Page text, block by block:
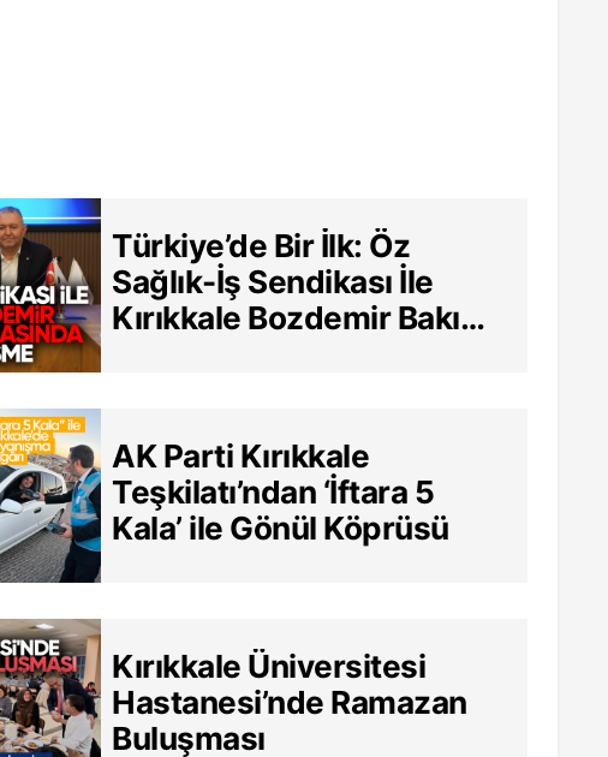
Türkiye’de Bir İlk: Öz
Sağlık-İş Sendikası İle
Kırıkkale Bozdemir Bakım
AK Parti Kırıkkale
Teşkilatı’ndan ‘İftara 5
Kala’ ile Gönül Köprüsü
Kırıkkale Üniversitesi
Hastanesi’nde Ramazan
Buluşması